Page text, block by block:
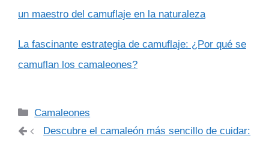
un maestro del camuflaje en la naturaleza
La fascinante estrategia de camuflaje: ¿Por qué se
camuflan los camaleones?
Categorías
Camaleones
Descubre el camaleón más sencillo de cuidar: